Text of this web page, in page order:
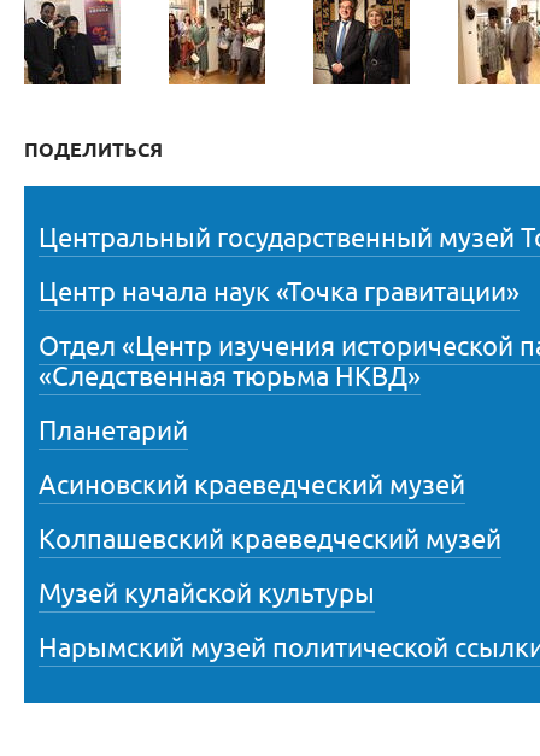
ПОДЕЛИТЬСЯ
Центральный государственный музей
Центр начала наук «Точка гравитации»
Отдел «Центр изучения исторической
«Следственная тюрьма НКВД»
Планетарий
Асиновский краеведческий музей
Колпашевский краеведческий музей
Музей кулайской культуры
Нарымский музей политической